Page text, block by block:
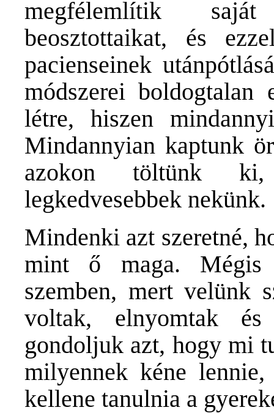
megfélemlítik
beosztottaikat, és
pacienseinek
módszerei boldogtalan
létre, hiszen
Mindannyian kaptunk
azokon töltünk
legkedvesebbek nekünk.
Mindenki azt szeretné,
mint ő maga. Mégis
szemben, mert velünk
voltak, elnyomtak
gondoljuk azt, hogy mi
milyennek kéne
kellene tanulnia a